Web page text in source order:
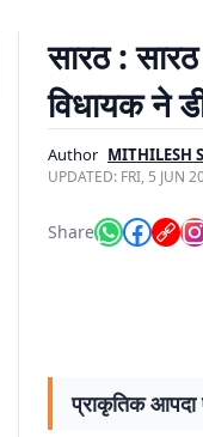
सारठ :
विधायक ने
Author MITHILESH
UPDATED: FRI, 5 JUN
Share
प्राकृतिक आपदा